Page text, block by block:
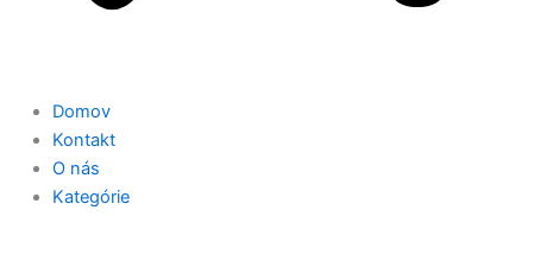
Domov
Kontakt
O nás
Kategórie